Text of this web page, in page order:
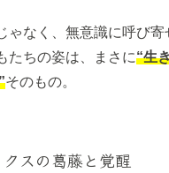
ゃなく、無意識に呼び寄
たちの姿は、まさに“生
そのもの。
クスの葛藤と覚醒